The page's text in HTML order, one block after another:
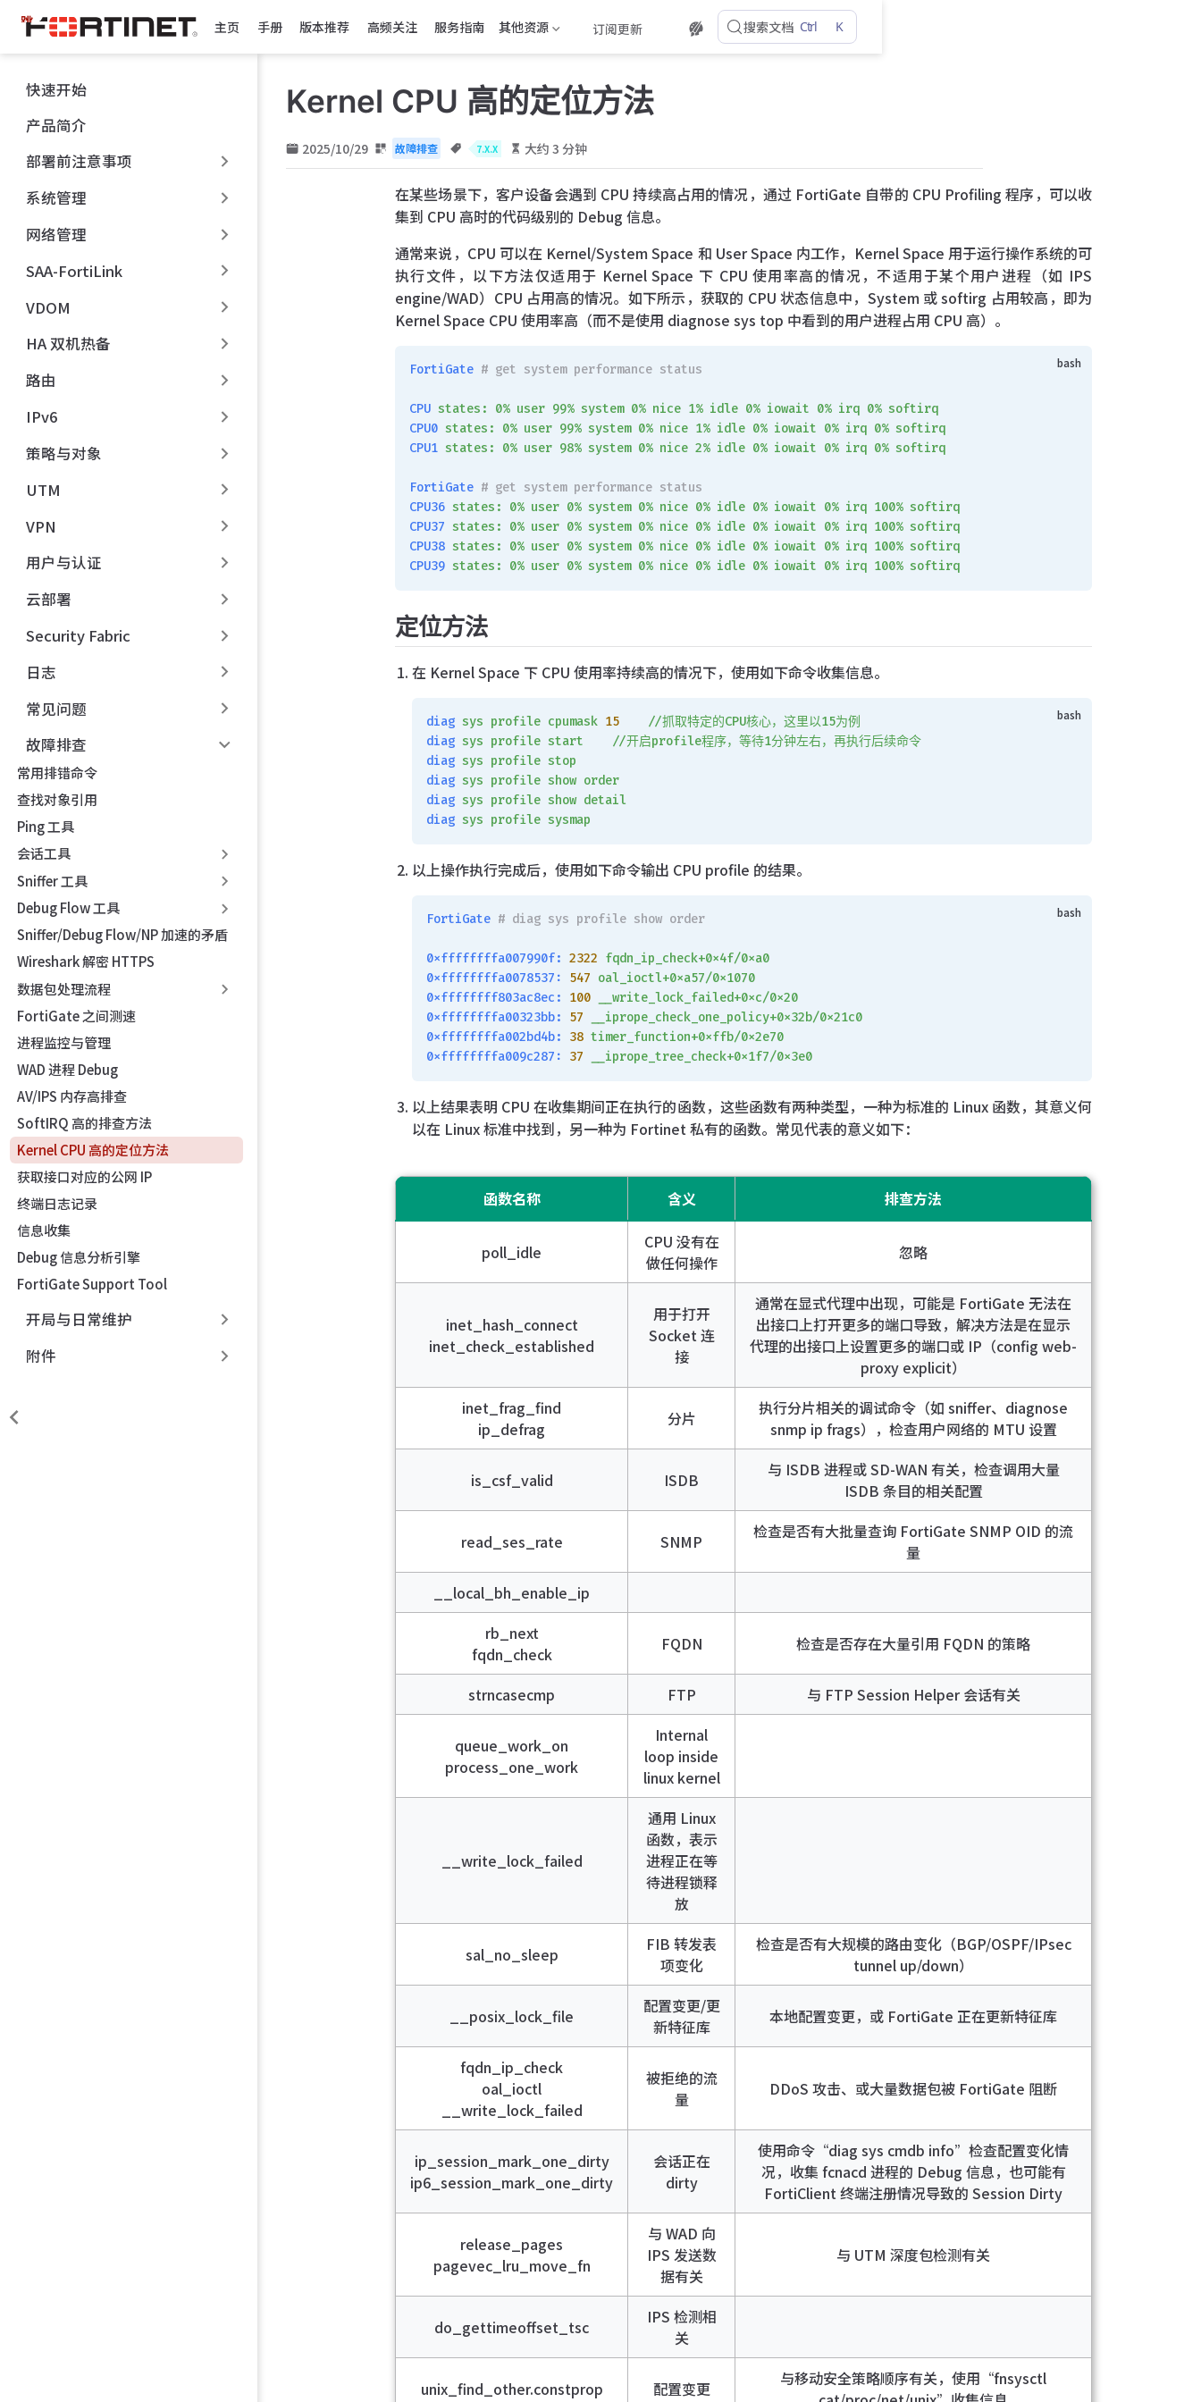
跳
至
主
內
容
主页 手册 版本推荐 高频关注 服务指南 其他资源 订阅更新 搜索文档 Ctrl K
快速开始
产品简介
部署前注意事项
系统管理
网络管理
SAA-FortiLink
VDOM
HA 双机热备
路由
IPv6
策略与对象
UTM
VPN
用户与认证
云部署
Security Fabric
日志
常见问题
故障排查
常用排错命令
查找对象引用
Ping 工具
会话工具
Sniffer 工具
Debug Flow 工具
Sniffer/Debug Flow/NP 加速的矛盾
Wireshark 解密 HTTPS
数据包处理流程
FortiGate 之间测速
进程监控与管理
WAD 进程 Debug
AV/IPS 内存高排查
SoftIRQ 高的排查方法
Kernel CPU 高的定位方法
获取接口对应的公网 IP
终端日志记录
信息收集
Debug 信息分析引擎
FortiGate Support Tool
开局与日常维护
附件
Kernel CPU 高的定位方法
2025/10/29 故障排查 7.X.X 大约 3 分钟
在某些场景下，客户设备会遇到 CPU 持续高占用的情况，通过 FortiGate 自带的 CPU Profiling 程序，可以收
集到 CPU 高时的代码级别的 Debug 信息。
通常来说，CPU 可以在 Kernel/System Space 和 User Space 内工作，Kernel Space 用于运行操作系统的可
执行文件，以下方法仅适用于 Kernel Space 下 CPU 使用率高的情况，不适用于某个用户进程（如 IPS
engine/WAD）CPU 占用高的情况。如下所示，获取的 CPU 状态信息中，System 或 softirg 占用较高，即为
Kernel Space CPU 使用率高（而不是使用 diagnose sys top 中看到的用户进程占用 CPU 高）。
FortiGate # get system performance status
CPU states: 0% user 99% system 0% nice 1% idle 0% iowait 0% irq 0% softirq
CPU0 states: 0% user 99% system 0% nice 1% idle 0% iowait 0% irq 0% softirq
CPU1 states: 0% user 98% system 0% nice 2% idle 0% iowait 0% irq 0% softirq
FortiGate # get system performance status
CPU36 states: 0% user 0% system 0% nice 0% idle 0% iowait 0% irq 100% softirq
CPU37 states: 0% user 0% system 0% nice 0% idle 0% iowait 0% irq 100% softirq
CPU38 states: 0% user 0% system 0% nice 0% idle 0% iowait 0% irq 100% softirq
CPU39 states: 0% user 0% system 0% nice 0% idle 0% iowait 0% irq 100% softirq
定位方法
在 Kernel Space 下 CPU 使用率持续高的情况下，使用如下命令收集信息。
diag sys profile cpumask 15
    //抓取特定的CPU核心，这里以15为例
diag sys profile start
    //开启profile程序，等待1分钟左右，再执行后续命令
diag sys profile stop
diag sys profile show order
diag sys profile show detail
diag sys profile sysmap
以上操作执行完成后，使用如下命令输出 CPU profile 的结果。
FortiGate # diag sys profile show order
0xffffffffa007990f: 2322 fqdn_ip_check+0x4f/0xa0
0xffffffffa0078537: 547 oal_ioctl+0xa57/0x1070
0xffffffff803ac8ec: 100 __write_lock_failed+0xc/0x20
0xffffffffa00323bb: 57 __iprope_check_one_policy+0x32b/0x21c0
0xffffffffa002bd4b: 38 timer_function+0xffb/0x2e70
0xffffffffa009c287: 37 __iprope_tree_check+0x1f7/0x3e0
以上结果表明 CPU 在收集期间正在执行的函数，这些函数有两种类型，一种为标准的 Linux 函数，其意义何
以在 Linux 标准中找到，另一种为 Fortinet 私有的函数。常见代表的意义如下：
函数名称 含义 排查方法
poll_idle
CPU 没有在
做任何操作
忽略
inet_hash_connect
inet_check_established
用于打开
Socket 连
接
通常在显式代理中出现，可能是 FortiGate 无法在
出接口上打开更多的端口导致，解决方法是在显示
代理的出接口上设置更多的端口或 IP（config web-
proxy explicit）
inet_frag_find
ip_defrag
分片
执行分片相关的调试命令（如 sniffer、diagnose
snmp ip frags），检查用户网络的 MTU 设置
is_csf_valid ISDB
与 ISDB 进程或 SD-WAN 有关，检查调用大量
ISDB 条目的相关配置
read_ses_rate SNMP
检查是否有大批量查询 FortiGate SNMP OID 的流
量
__local_bh_enable_ip
rb_next
fqdn_check
FQDN 检查是否存在大量引用 FQDN 的策略
strncasecmp FTP 与 FTP Session Helper 会话有关
queue_work_on
process_one_work
Internal
loop inside
linux kernel
__write_lock_failed
通用 Linux
函数，表示
进程正在等
待进程锁释
放
sal_no_sleep
FIB 转发表
项变化
检查是否有大规模的路由变化（BGP/OSPF/IPsec
tunnel up/down）
__posix_lock_file
配置变更/更
新特征库
本地配置变更，或 FortiGate 正在更新特征库
fqdn_ip_check
oal_ioctl
__write_lock_failed
被拒绝的流
量
DDoS 攻击、或大量数据包被 FortiGate 阻断
ip_session_mark_one_dirty
ip6_session_mark_one_dirty
会话正在
dirty
使用命令“diag sys cmdb info”检查配置变化情
况，收集 fcnacd 进程的 Debug 信息，也可能有
FortiClient 终端注册情况导致的 Session Dirty
release_pages
pagevec_lru_move_fn
与 WAD 向
IPS 发送数
据有关
与 UTM 深度包检测有关
do_gettimeoffset_tsc
IPS 检测相
关
unix_find_other.constprop 配置变更
与移动安全策略顺序有关，使用“fnsysctl